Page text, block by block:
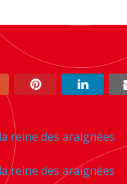
reine des araignées
reine des araignées